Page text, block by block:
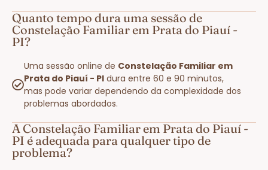
Quanto tempo dura uma sessão de
Constelação Familiar em Prata do Piauí -
PI?
Uma sessão online de Constelação Familiar em
Prata do Piauí - PI dura entre 60 e 90 minutos,
mas pode variar dependendo da complexidade dos
problemas abordados.
A Constelação Familiar em Prata do Piauí -
PI é adequada para qualquer tipo de
problema?